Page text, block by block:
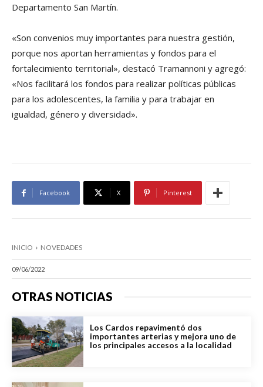
Departamento San Martín.
«Son convenios muy importantes para nuestra gestión,
porque nos aportan herramientas y fondos para el
fortalecimiento territorial», destacó Tramannoni y agregó:
«Nos facilitará los fondos para realizar políticas públicas
para los adolescentes, la familia y para trabajar en
igualdad, género y diversidad».
Facebook X Pinterest
INICIO NOVEDADES
09/06/2022
OTRAS NOTICIAS
Los Cardos repavimentó dos
importantes arterias y mejora uno de
los principales accesos a la localidad